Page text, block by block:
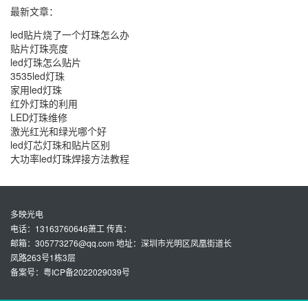
最新文章：
led贴片烧了一个灯珠怎么办
贴片灯珠亮度
led灯珠怎么贴片
3535led灯珠
家用led灯珠
红外灯珠的利用
LED灯珠维修
激光红光和绿光哪个好
led灯芯灯珠和贴片区别
大功率led灯珠焊接方法教程
多映光电
电话：13163760646萧工 传真：
邮箱：305773276@qq.com 地址：深圳市光明区凤凰街道长
凤路263号1栋3层
备案号：粤ICP备2022029039号